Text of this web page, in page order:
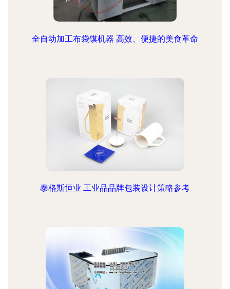
全自动加工布袋馍机器 高效、便捷的美食革命
泰格斯恒业 工业品品牌包装设计策略参考